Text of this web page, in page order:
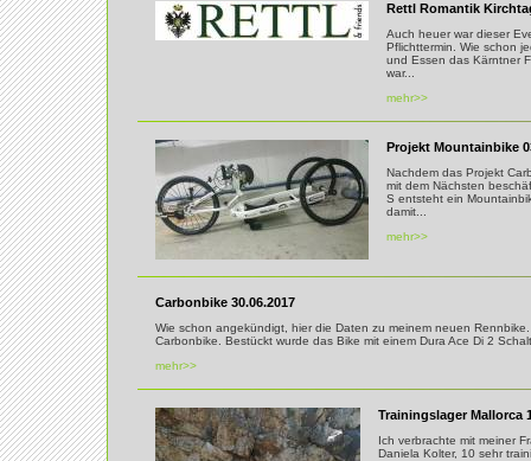
Rettl Romantik
Auch heuer war dieser
Pflichttermin. Wie schon
und Essen das Kärntner
war...
mehr>>
Projekt Mountainbike
Nachdem das Projekt
mit dem Nächsten
S entsteht ein
damit...
mehr>>
Carbonbike 30.06.2017
Wie schon angekündigt, hier die Daten zu meinem neuen
Carbonbike. Bestückt wurde das Bike mit einem Dura Ace Di 2
mehr>>
Trainingslager Mallorca
Ich verbrachte mit meiner
Daniela Kolter, 10 sehr